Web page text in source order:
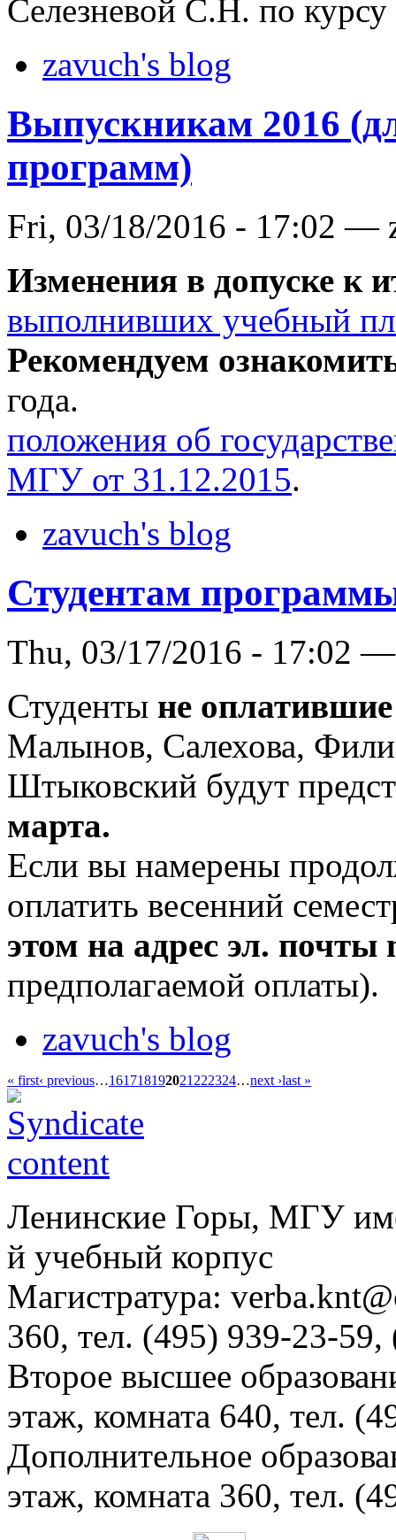
Cелезневой C.Н. по
zavuch's blog
Выпускникам 2016
программ)
Fri, 03/18/2016 - 17:02 —
Изменения в допуске к
выполнивших учебный
Рекомендуем
года.
положения об
МГУ от 31.12.2015.
zavuch's blog
Студентам
Thu, 03/17/2016 - 17:02
Студенты не оплатившие
Малынов, Салехова,
Штыковский будут
марта.
Если вы намерены
оплатить весенний
этом на адрес эл. почты
предполагаемой оплаты).
zavuch's blog
« first‹ previous…161718192021 222324…next ›last »
Ленинские Горы, МГУ
й учебный корпус
Магистратура:
360, тел. (495) 939-23-
Второе высшее
этаж, комната 640, тел.
Дополнительное
этаж, комната 360, тел.